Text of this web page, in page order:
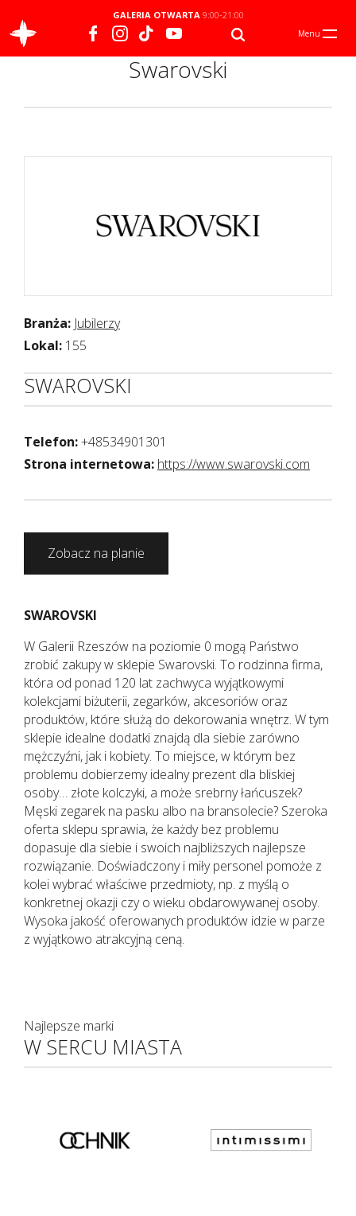
GALERIA OTWARTA9:00-21:00
Menu
Swarovski
Branża: Jubilerzy
Lokal: 155
SWAROVSKI
Telefon:+48534901301
Strona internetowa: https://www.swarovski.com
Zobacz na planie
SWAROVSKI
W Galerii Rzeszów na poziomie 0 mogą Państwo
zrobić zakupy w sklepie Swarovski. To rodzinna firma,
która od ponad 120 lat zachwyca wyjątkowymi
kolekcjami biżuterii, zegarków, akcesoriów oraz
produktów, które służą do dekorowania wnętrz. W tym
sklepie idealne dodatki znajdą dla siebie zarówno
mężczyźni, jak i kobiety. To miejsce, w którym bez
problemu dobierzemy idealny prezent dla bliskiej
osoby… złote kolczyki, a może srebrny łańcuszek?
Męski zegarek na pasku albo na bransolecie? Szeroka
oferta sklepu sprawia, że każdy bez problemu
dopasuje dla siebie i swoich najbliższych najlepsze
rozwiązanie. Doświadczony i miły personel pomoże z
kolei wybrać właściwe przedmioty, np. z myślą o
konkretnej okazji czy o wieku obdarowywanej osoby.
Wysoka jakość oferowanych produktów idzie w parze
z wyjątkowo atrakcyjną ceną.
Najlepsze marki
W SERCU MIASTA